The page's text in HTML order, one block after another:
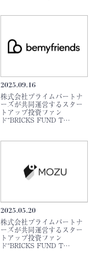
2025.09.16
株式会社プライムパートナ
ーズが共同運営するスター
トアップ投資ファン
ド“BRICKS FUND T…
2025.05.20
株式会社プライムパートナ
ーズが共同運営するスター
トアップ投資ファン
ド“BRICKS FUND T…